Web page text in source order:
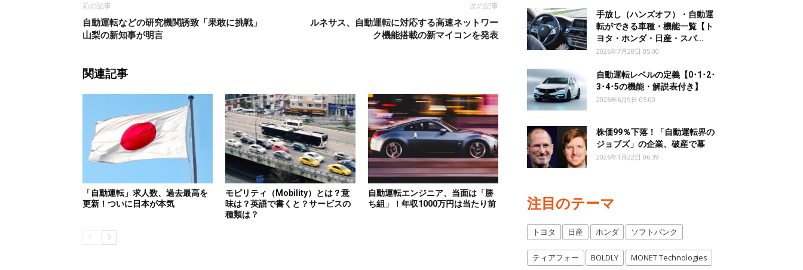
前の記事
自動運転などの研究機関誘致「果敢に挑戦」
山梨の新知事が明言
次の記事
ルネサス、自動運転に対応する高速ネットワー
ク機能搭載の新マイコンを発表
関連記事
「自動運転」求人数、過去最高を
更新！ついに日本が本気
モビリティ（Mobility）とは？意
味は？英語で書くと？サービスの
種類は？
自動運転エンジニア、当面は「勝
ち組」！年収1000万円は当たり前
手放し（ハンズオフ）・自動運
転ができる車種・機能一覧【ト
ヨタ・ホンダ・日産・スバ...
2026年7月28日 05:00
自動運転レベルの定義【0･1･2･
3･4･5の機能・解説表付き】
2026年6月9日 05:00
株価99％下落！「自動運転界の
ジョブズ」の企業、破産で幕
2026年1月22日 06:39
注目のテーマ
トヨタ 日産 ホンダ ソフトバンク
ティアフォー BOLDLY MONET Technologies